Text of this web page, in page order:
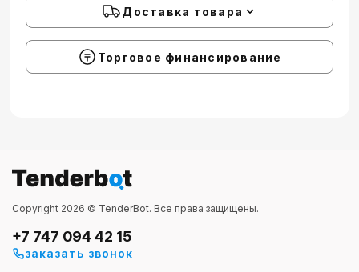
Доставка товара
Торговое финансирование
Copyright 2026 © TenderBot. Все права защищены.
+7 747 094 42 15
заказать звонок